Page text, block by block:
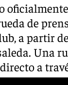
de
a partir
Una
a